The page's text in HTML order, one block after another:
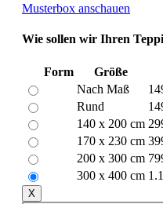
Musterbox anschauen
Wie sollen wir Ihren
Form Größe
Nach Maß
Rund
140 x 200 cm
170 x 230 cm
200 x 300 cm
300 x 400 cm
X